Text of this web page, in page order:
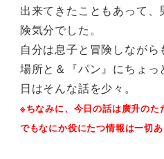
出来てきたこともあって
険気分でした。
自分は息子と冒険しながら
場所と＆『パン』にちょ
日はそんな話を少々。
※ちなみに、今日の話は廣升の
でもなにか役にたつ情報は一切あ